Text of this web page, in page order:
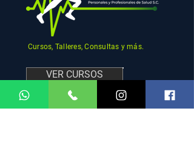
Cursos, Talleres, Consultas y más.
VER CURSOS